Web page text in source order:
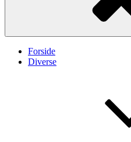
Forside
Diverse